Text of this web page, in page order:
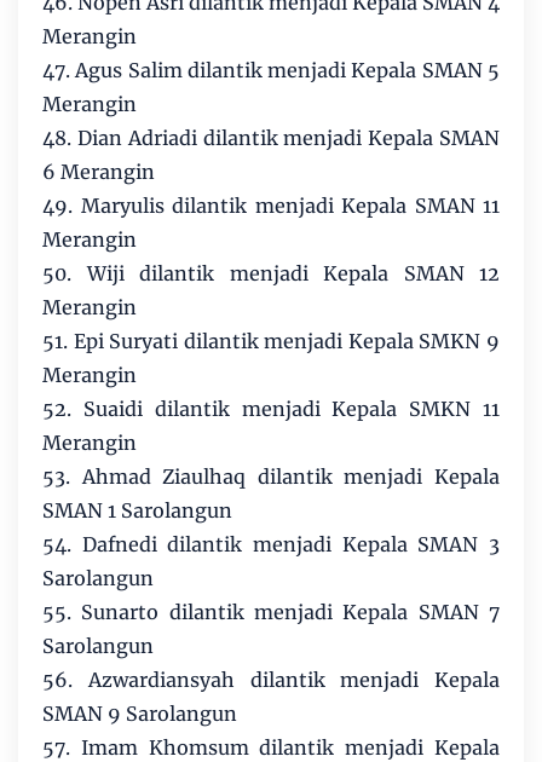
Merangin
47. Agus Salim dilantik menjadi Kepala SMAN 5
Merangin
48. Dian Adriadi dilantik menjadi Kepala SMAN
6 Merangin
49. Maryulis dilantik menjadi Kepala SMAN 11
Merangin
50. Wiji dilantik menjadi Kepala SMAN 12
Merangin
51. Epi Suryati dilantik menjadi Kepala SMKN 9
Merangin
52. Suaidi dilantik menjadi Kepala SMKN 11
Merangin
53. Ahmad Ziaulhaq dilantik menjadi Kepala
SMAN 1 Sarolangun
54. Dafnedi dilantik menjadi Kepala SMAN 3
Sarolangun
55. Sunarto dilantik menjadi Kepala SMAN 7
Sarolangun
56. Azwardiansyah dilantik menjadi Kepala
SMAN 9 Sarolangun
57. Imam Khomsum dilantik menjadi Kepala